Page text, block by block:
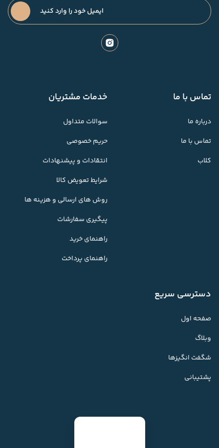
تماس با ما
درباره ما
تماس با ما
کلاب
خدمات مشتریان
سوالات متداول
حریم خصوصی
انتقادات و پیشنهادات
شرایط تعویض کالا
روش های ارسالی و هزینه ها
پیگیری سفارشات
راهنمای خرید
راهنمای پرداخت
دسترسی سریع
صفحه اول
وبلاگ
شگفت انگیزها
پشتیبانی